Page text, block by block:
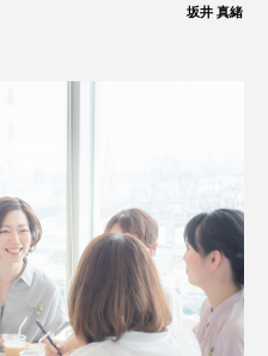
坂井 真緒